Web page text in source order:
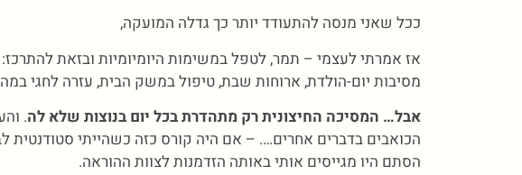
ככל שאני מנסה להתעודד יותר כך גדלה המועקה,
אז אמרתי לעצמי – תמר, לטפל במשימות היומיומיות ובזאת
מסיבות יום-הולדת, ארוחות שבת, טיפול במשק הבית, עזרה לחגי
אבל… המסיכה החיצונית רק מתהדרת בכל יום בנוצות שלא לה.
הכואבים בדברים אחרים…. – אם היה קורס כזה כשהייתי סטודנטית
הסתם היו מגייסים אותי באותה הזדמנות לצוות ההוראה.